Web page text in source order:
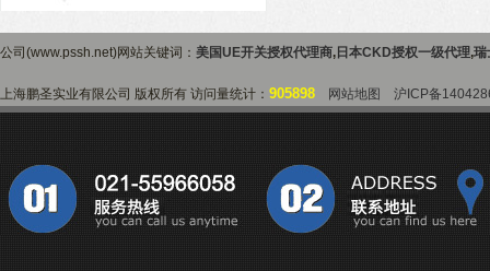
公司(www.pssh.net)网站关键词： 美国UE开关授权代理商, 日本CKD授权一级代理,瑞
上海鹏圣实业有限公司 版权所有 访问量统计： 905898 网站地图 沪ICP备